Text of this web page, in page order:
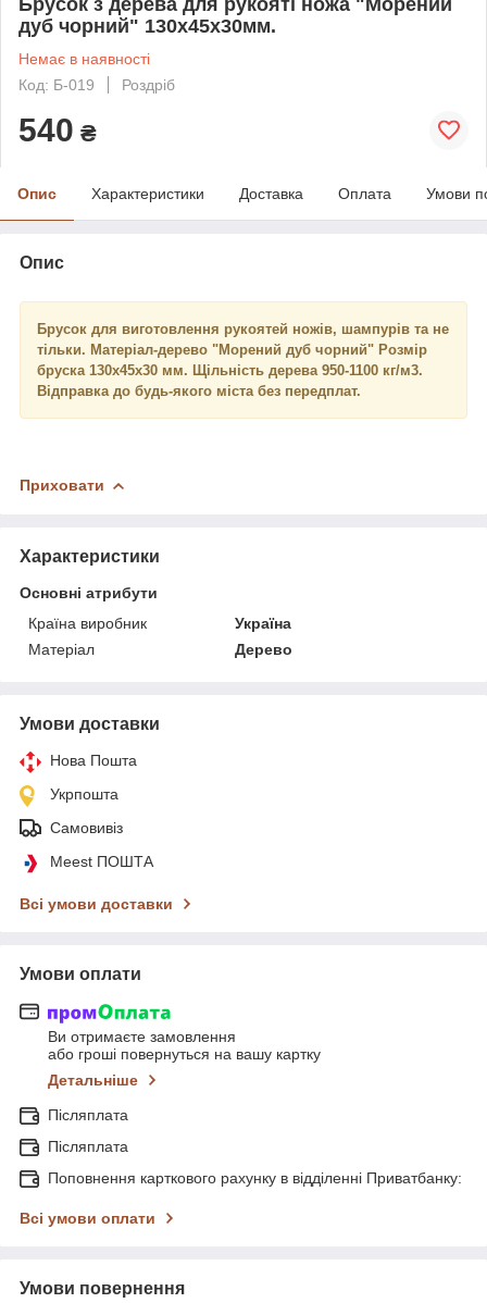
дуб чорний" 130х45х30мм.
Немає в наявності
Код: Б-019
Роздріб
540 ₴
Опис Характеристики Доставка Оплата Умови
Опис
Брусок для виготовлення рукоятей ножів, шампурів та не
тільки. Матеріал-дерево "Морений дуб чорний" Розмір
бруска 130х45х30 мм. Щільність дерева 950-1100 кг/м3.
Відправка до будь-якого міста без передплат.
Приховати
Характеристики
Основні атрибути
Країна виробник
Україна
Матеріал
Дерево
Умови доставки
Нова Пошта
Укрпошта
Самовивіз
Meest ПОШТА
Всі умови доставки
Умови оплати
Ви отримаєте замовлення
або гроші повернуться на вашу картку
Детальніше
Післяплата
Післяплата
Поповнення карткового рахунку в відділенні Приватбанку:
Всі умови оплати
Умови повернення